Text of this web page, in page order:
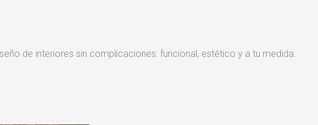
de interiores sin complicaciones: funcional, estético y a tu medida.